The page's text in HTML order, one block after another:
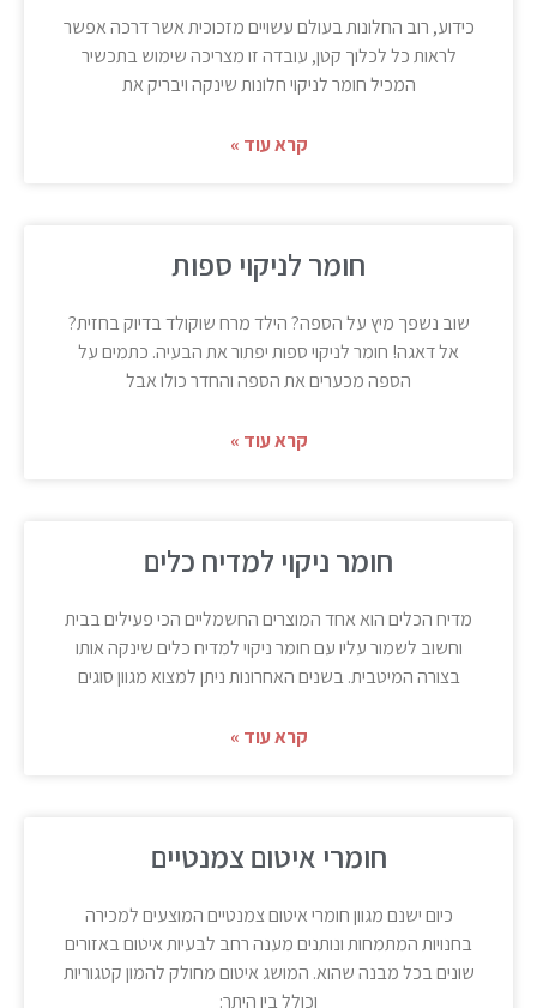
כידוע, רוב החלונות בעולם עשויים מזכוכית אשר דרכה אפשר
לראות כל לכלוך קטן, עובדה זו מצריכה שימוש בתכשיר
המכיל חומר לניקוי חלונות שינקה ויבריק את
קרא עוד »
חומר לניקוי ספות
שוב נשפך מיץ על הספה? הילד מרח שוקולד בדיוק בחזית?
אל דאגה! חומר לניקוי ספות יפתור את הבעיה. כתמים על
הספה מכערים את הספה והחדר כולו אבל
קרא עוד »
חומר ניקוי למדיח כלים
מדיח הכלים הוא אחד המוצרים החשמליים הכי פעילים בבית
וחשוב לשמור עליו עם חומר ניקוי למדיח כלים שינקה אותו
בצורה המיטבית. בשנים האחרונות ניתן למצוא מגוון סוגים
קרא עוד »
חומרי איטום צמנטיים
כיום ישנם מגוון חומרי איטום צמנטיים המוצעים למכירה
בחנויות המתמחות ונותנים מענה רחב לבעיות איטום באזורים
שונים בכל מבנה שהוא. המושג איטום מחולק להמון קטגוריות
וכולל בין היתר: